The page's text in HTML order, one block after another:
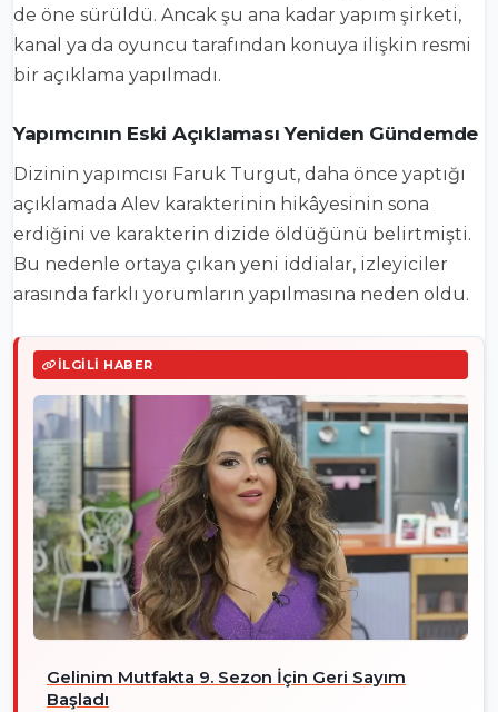
de öne sürüldü. Ancak şu ana kadar yapım şirketi,
kanal ya da oyuncu tarafından konuya ilişkin resmi
bir açıklama yapılmadı.
Yapımcının Eski Açıklaması Yeniden Gündemde
Dizinin yapımcısı Faruk Turgut, daha önce yaptığı
açıklamada Alev karakterinin hikâyesinin sona
erdiğini ve karakterin dizide öldüğünü belirtmişti.
Bu nedenle ortaya çıkan yeni iddialar, izleyiciler
arasında farklı yorumların yapılmasına neden oldu.
İLGILI HABER
Gelinim Mutfakta 9. Sezon İçin Geri Sayım
Başladı